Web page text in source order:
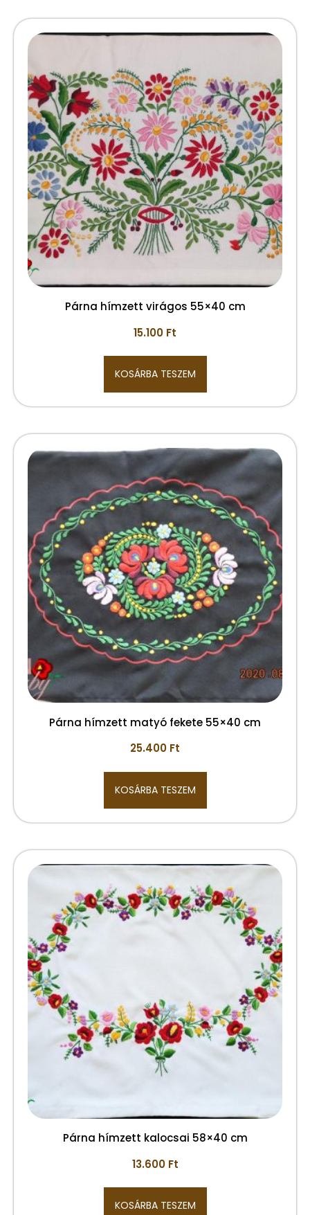
Párna hímzett virágos 55×40 cm
15.100 Ft
KOSÁRBA TESZEM
Párna hímzett matyó fekete 55×40 cm
25.400 Ft
KOSÁRBA TESZEM
Párna hímzett kalocsai 58×40 cm
13.600 Ft
KOSÁRBA TESZEM